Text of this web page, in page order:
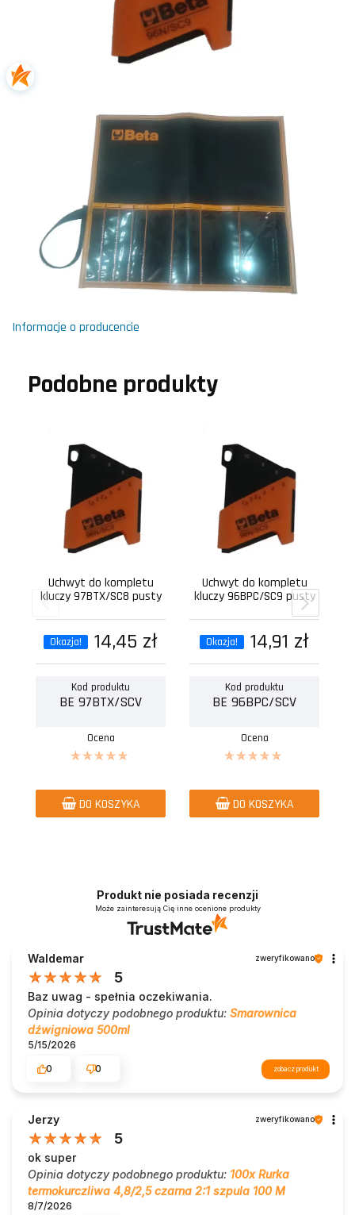
Informacje o producencie
Podobne produkty
Uchwyt do kompletu
kluczy 97BTX/SC8 pusty
Okazja! 14,45 zł
Kod produktu
BE 97BTX/SCV
Ocena
DO KOSZYKA
Uchwyt do kompletu
kluczy 96BPC/SC9 pusty
Okazja! 14,91 zł
Kod produktu
BE 96BPC/SCV
Ocena
DO KOSZYKA
Produkt nie posiada recenzji
Może zainteresują Cię inne ocenione produkty
Waldemar zweryfikowano
5
Baz uwag - spełnia oczekiwania.
Opinia dotyczy podobnego produktu: Smarownica
dźwigniowa 500ml
5/15/2026
0
0 zobacz produkt
Jerzy zweryfikowano
5
ok super
Opinia dotyczy podobnego produktu: 100x Rurka
termokurczliwa 4,8/2,5 czarna 2:1 szpula 100 M
8/7/2026